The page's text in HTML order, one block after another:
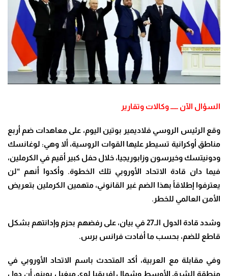
السؤال الآن ـــــ وكالات وتقارير
وقع الرئيس الروسي فلاديمير بوتين اليوم، على معاهدات ضم أربع
مناطق أوكرانية تسيطر عليها القوات الروسية، ألا وهي: لوغانسك
ودونيتسك وخيرسون وزابوريجيا، خلال حفل كبير أقيم في الكرملين،
فيما دان قادة الاتحاد الأوروبي تلك الخطوة. وأكدوا أنهم “لن
يعترفوا إطلاقاً بهذا الضم غير القانوني، متهمين الكرملين بتعريض
الأمن العالمي للخطر.
وشدد قادة الدول الـ27 في بيان، على رفضهم بحزم وإدانتهم بشكل
قاطع للضم، بحسب ما أفادت فرانس برس.
وفي مقابلة مع العربية، أكد المتحدث باسم الاتحاد الأوروبي في
منطقة الشرق الأوسط وشمال إفريقيا لوي ميغيل بوينو، أن دول